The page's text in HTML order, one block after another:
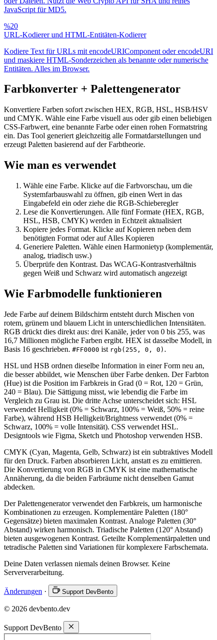
JavaScript für MD5.
%20
URL-Kodierer und HTML-Entitäten-Kodierer
Kodiere Text für URLs mit encodeURIComponent oder encodeURI
und maskiere HTML-Sonderzeichen als benannte oder numerische
Entitäten. Alles im Browser.
Farbkonverter + Palettengenerator
Konvertiere Farben sofort zwischen HEX, RGB, HSL, HSB/HSV
und CMYK. Wähle eine Farbe visuell aus oder gib einen beliebigen
CSS-Farbwert, eine benannte Farbe oder einen rohen Formatstring
ein. Das Tool generiert gleichzeitig alle Formatdarstellungen und
erzeugt Paletten basierend auf der Farbtheorie.
Wie man es verwendet
Wähle eine Farbe. Klicke auf die Farbvorschau, um die
Systemfarbauswahl zu öffnen, gib einen Wert in das
Eingabefeld ein oder ziehe die RGB-Schieberegler
Lese die Konvertierungen. Alle fünf Formate (HEX, RGB,
HSL, HSB, CMYK) werden in Echtzeit aktualisiert
Kopiere jedes Format. Klicke auf Kopieren neben dem
benötigten Format oder auf Alles Kopieren
Generiere Paletten. Wähle einen Harmonietyp (komplementär,
analog, triadisch usw.)
Überprüfe den Kontrast. Das WCAG-Kontrastverhältnis
gegen Weiß und Schwarz wird automatisch angezeigt
Wie Farbmodelle funktionieren
Jede Farbe auf deinem Bildschirm entsteht durch Mischen von
rotem, grünem und blauem Licht in unterschiedlichen Intensitäten.
RGB drückt dies direkt aus: drei Kanäle, jeder von 0 bis 255, was
16,7 Millionen mögliche Farben ergibt. HEX ist dasselbe Modell, in
Basis 16 geschrieben. #FF0000 ist rgb(255, 0, 0) .
HSL und HSB ordnen dieselbe Information in einer Form neu an,
die besser abbildet, wie Menschen über Farbe denken. Der Farbton
(Hue) ist die Position im Farbkreis in Grad (0 = Rot, 120 = Grün,
240 = Blau). Die Sättigung misst, wie lebendig die Farbe im
Vergleich zu Grau ist. Die dritte Achse unterscheidet sich: HSL
verwendet Helligkeit (0% = Schwarz, 100% = Weiß, 50% = reine
Farbe), während HSB Helligkeit/Brightness verwendet (0% =
Schwarz, 100% = volle Intensität). CSS verwendet HSL.
Designtools wie Figma, Sketch und Photoshop verwenden HSB.
CMYK (Cyan, Magenta, Gelb, Schwarz) ist ein subtraktives Modell
für den Druck. Farben absorbieren Licht, anstatt es zu emittieren.
Die Konvertierung von RGB in CMYK ist eine mathematische
Annäherung, da die beiden Farbräume nicht denselben Gamut
abdecken.
Der Palettengenerator verwendet den Farbkreis, um harmonische
Kombinationen zu erzeugen. Komplementäre Paletten (180°
Gegensätze) bieten maximalen Kontrast. Analoge Paletten (30°
Abstand) wirken harmonisch. Triadische Paletten (120° Abstand)
bieten ausgewogenen Kontrast. Geteilte Komplementärpaletten und
tetradische Paletten sind Variationen für komplexere Farbschemata.
Deine Daten verlassen niemals deinen Browser. Keine
Serververarbeitung.
Änderungen · Support DevBento
© 2026 devbento.dev
Support DevBento